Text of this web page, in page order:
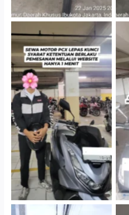
Hotel Kartika Chandra,
Jakarta Selatan